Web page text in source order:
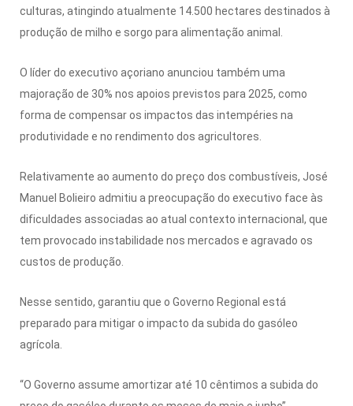
culturas, atingindo atualmente 14.500 hectares destinados à
produção de milho e sorgo para alimentação animal.
O líder do executivo açoriano anunciou também uma
majoração de 30% nos apoios previstos para 2025, como
forma de compensar os impactos das intempéries na
produtividade e no rendimento dos agricultores.
Relativamente ao aumento do preço dos combustíveis, José
Manuel Bolieiro admitiu a preocupação do executivo face às
dificuldades associadas ao atual contexto internacional, que
tem provocado instabilidade nos mercados e agravado os
custos de produção.
Nesse sentido, garantiu que o Governo Regional está
preparado para mitigar o impacto da subida do gasóleo
agrícola.
“O Governo assume amortizar até 10 cêntimos a subida do